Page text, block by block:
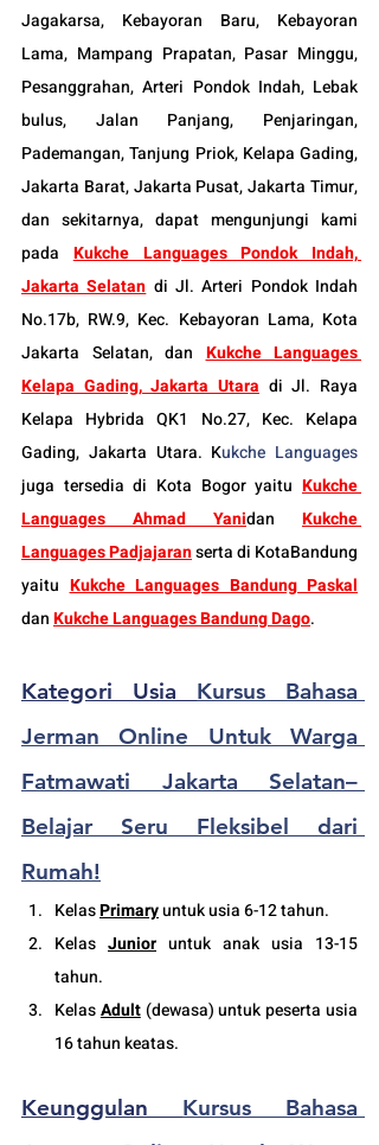
Jagakarsa, Kebayoran Baru, Kebayoran
Lama, Mampang Prapatan, Pasar Minggu,
Pesanggrahan, Arteri Pondok Indah, Lebak
bulus, Jalan Panjang, Penjaringan,
Pademangan, Tanjung Priok, Kelapa Gading,
Jakarta Barat, Jakarta Pusat, Jakarta Timur,
dan sekitarnya, dapat mengunjungi kami
pada Kukche Languages Pondok Indah,
Jakarta Selatan di Jl. Arteri Pondok Indah
No.17b, RW.9, Kec. Kebayoran Lama, Kota
Jakarta Selatan, dan Kukche Languages
Kelapa Gading, Jakarta Utara di Jl. Raya
Kelapa Hybrida QK1 No.27, Kec. Kelapa
Gading, Jakarta Utara. Kukche Languages
juga tersedia di Kota Bogor yaitu Kukche
Languages Ahmad Yanidan Kukche
Languages Padjajaran serta di KotaBandung
yaitu Kukche Languages Bandung Paskal
dan Kukche Languages Bandung Dago.
Kategori Usia Kursus Bahasa
Jerman Online Untuk Warga
Fatmawati Jakarta Selatan–
Belajar Seru Fleksibel dari
Rumah!
Kelas Primary untuk usia 6-12 tahun.
Kelas Junior untuk anak usia 13-15
tahun.
Kelas Adult (dewasa) untuk peserta usia
16 tahun keatas.
Keunggulan
Kursus Bahasa